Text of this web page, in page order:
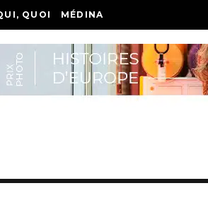
QUOI MÉDINA